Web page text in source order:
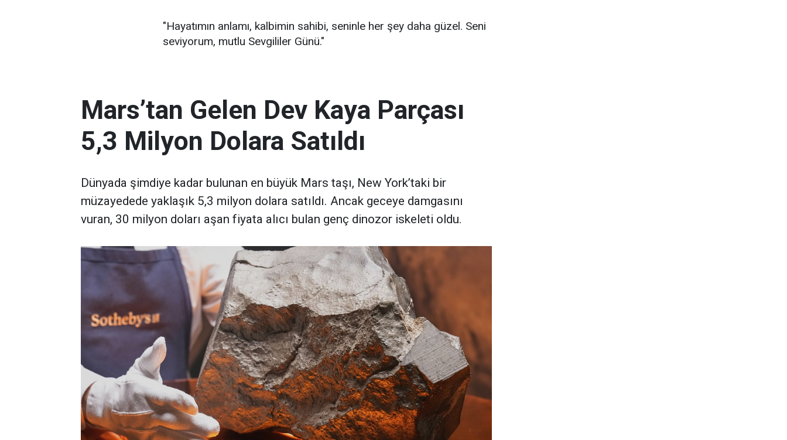
"Hayatımın anlamı, kalbimin sahibi, seninle her şey daha güzel. Seni
seviyorum, mutlu Sevgililer Günü."
Mars’tan Gelen Dev Kaya Parçası
5,3 Milyon Dolara Satıldı
Dünyada şimdiye kadar bulunan en büyük Mars taşı, New York’taki bir
müzayedede yaklaşık 5,3 milyon dolara satıldı. Ancak geceye damgasını
vuran, 30 milyon doları aşan fiyata alıcı bulan genç dinozor iskeleti oldu.